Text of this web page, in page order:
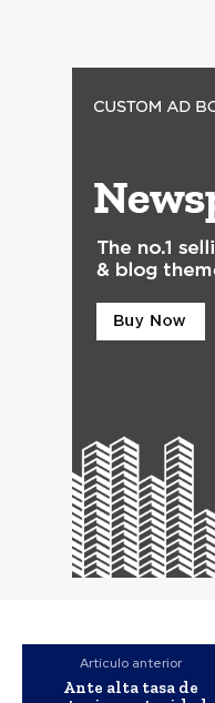
Artículo anterior
Ante alta tasa de